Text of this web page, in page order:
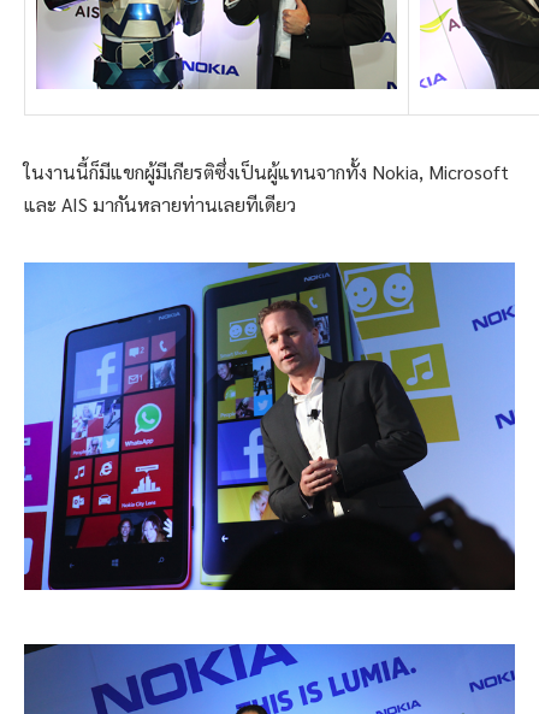
ในงานนี้ก็มีแขกผู้มีเกียรติซึ่งเป็นผู้แทนจากทั้ง Nokia, Microsoft
และ AIS มากันหลายท่านเลยทีเดียว